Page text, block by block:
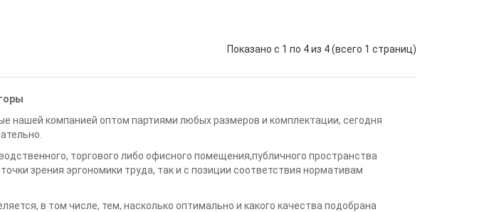
Показано с 1 по 4 из 4 (всего 1 страниц)
нашей компанией оптом партиями любых размеров и комплектации, сегодня
торгового либо офисного помещения,публичного пространства
зрения эргономики труда, так и с позиции соответствия нормативам
в том числе, тем, насколько оптимально и какого качества подобрана